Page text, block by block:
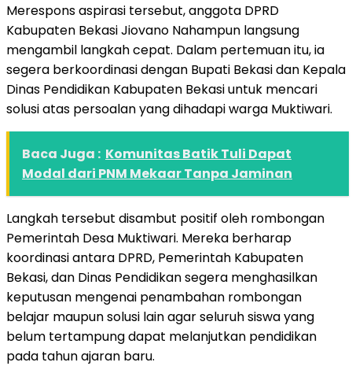
Merespons aspirasi tersebut, anggota DPRD
Kabupaten Bekasi Jiovano Nahampun langsung
mengambil langkah cepat. Dalam pertemuan itu, ia
segera berkoordinasi dengan Bupati Bekasi dan Kepala
Dinas Pendidikan Kabupaten Bekasi untuk mencari
solusi atas persoalan yang dihadapi warga Muktiwari.
Baca Juga : Komunitas Batik Tuli Dapat
Modal dari PNM Mekaar Tanpa Jaminan
Langkah tersebut disambut positif oleh rombongan
Pemerintah Desa Muktiwari. Mereka berharap
koordinasi antara DPRD, Pemerintah Kabupaten
Bekasi, dan Dinas Pendidikan segera menghasilkan
keputusan mengenai penambahan rombongan
belajar maupun solusi lain agar seluruh siswa yang
belum tertampung dapat melanjutkan pendidikan
pada tahun ajaran baru.